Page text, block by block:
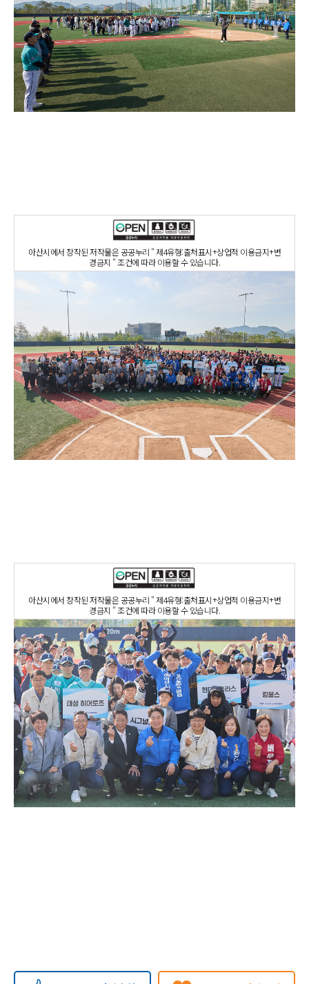
아산시에서 창작된 저작물은 공공누리 " 제4유형:출처표시+상업적 이용금지+변
경금지 " 조건에 따라 이용할 수 있습니다.
아산시에서 창작된 저작물은 공공누리 " 제4유형:출처표시+상업적 이용금지+변
경금지 " 조건에 따라 이용할 수 있습니다.